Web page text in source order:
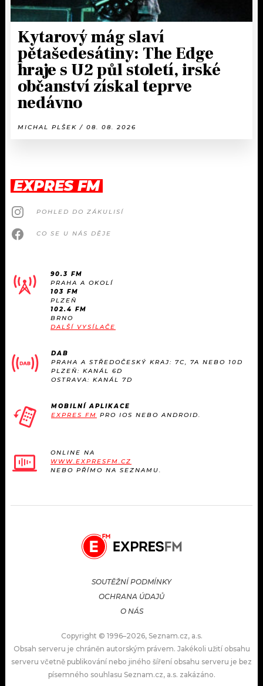
Kytarový mág slaví
pětašedesátiny: The Edge
hraje s U2 půl století, irské
občanství získal teprve
nedávno
MICHAL PLŠEK / 08. 08. 2026
EXPRES FM
POHLED DO ZÁKULISÍ
CO SE U NÁS DĚJE
90.3 FM
PRAHA A OKOLÍ
103 FM
PLZEŇ
102.4 FM
BRNO
DALŠÍ VYSÍLAČE
DAB
PRAHA A STŘEDOČESKÝ KRAJ: 7C, 7A NEBO 10D
PLZEŇ: KANÁL 6D
OSTRAVA: KANÁL 7D
MOBILNÍ APLIKACE
EXPRES FM PRO IOS NEBO ANDROID.
ONLINE NA
WWW.EXPRESFM.CZ
NEBO PŘÍMO NA SEZNAMU.
SOUTĚŽNÍ PODMÍNKY
OCHRANA ÚDAJŮ
O NÁS
Copyright © 1996–2026, Seznam.cz, a.s.
Obsah serveru je chráněn autorským právem. Jakékoli užití obsahu
serveru včetně publikování nebo jiného šíření obsahu serveru je bez
písemného souhlasu Seznam.cz, a.s. zakázáno.